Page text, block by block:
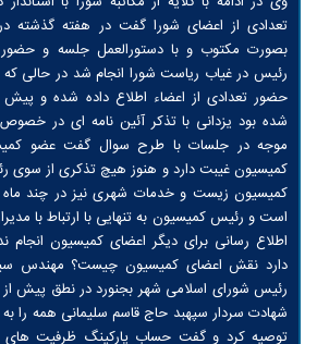
تعدادی از اعضای شورا گفت در هفته گذشته
بصورت مکتوب و با دستورالعمل جلسه و حضور
رئیس در غیاب ریاست شورا انجام شد در حالی
حضور تعدادی از اعضاء اطلاع داده شده و پیش
شده بود یزدانی با تذکر آئین نامه ای در
موجه در جلسات با طرح سوال گفت عضو
کمیسیون غیبت دارد و هنوز هیچ تذکری از سوی
کمیسیون زیست و خدمات شهری نیز در چند
است و رئیس کمیسیون به تنهایی با ارتباط با
اطلاع رسانی برای دیگر اعضای کمیسیون
دارد نقش اعضای کمیسیون چیست؟ مهندس
رئیس شورای اسلامی شهر بجنورد در نطق پیش از
شهادت سردار سپهبد حاج قاسم سلیمانی همه را
توصیه کرد و گفت حساب پارکینگ ظرفیت های